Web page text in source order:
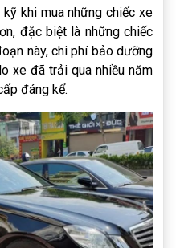
khi mua những chiếc xe
đặc biệt là những chiếc
này, chi phí bảo dưỡng
xe đã trải qua nhiều năm
đáng kể.